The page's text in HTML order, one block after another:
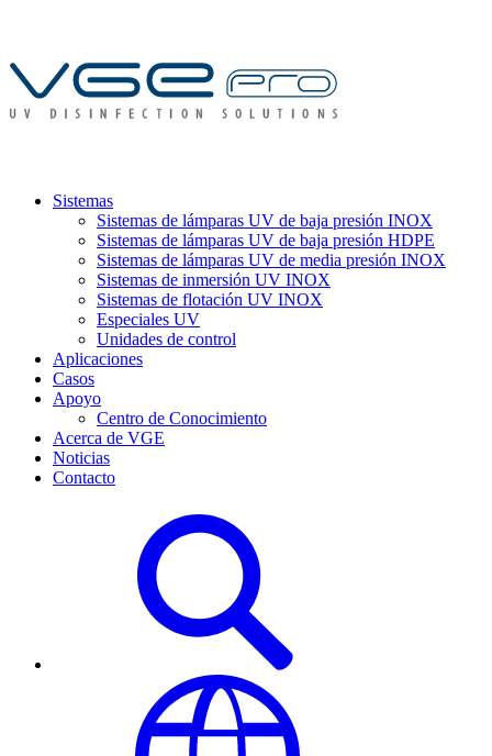
Sistemas
Sistemas de lámparas UV de baja presión INOX
Sistemas de lámparas UV de baja presión HDPE
Sistemas de lámparas UV de media presión INOX
Sistemas de inmersión UV INOX
Sistemas de flotación UV INOX
Especiales UV
Unidades de control
Aplicaciones
Casos
Apoyo
Centro de Conocimiento
Acerca de VGE
Noticias
Contacto